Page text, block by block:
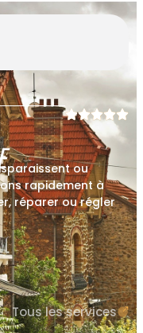
ou
rapidement à
réparer ou régler
Tous les services